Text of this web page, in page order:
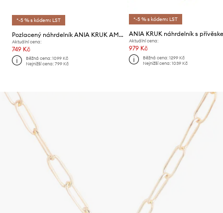
*-5 % s kódem: LST
Pozlacený náhrdelník ANIA KRUK AMULETY
Aktuální cena:
749 Kč
Běžná cena:1099 Kč
Nejnižší cena:799 Kč
*-5 % s kódem: LST
Aktuální cena:
979 Kč
Běžná cena: 1299 Kč
Nejnižší cena: 1039 Kč